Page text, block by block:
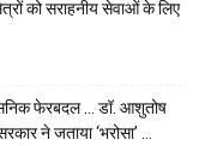
को सराहनीय सेवाओं के लिए
फेरबदल … डॉ. आशुतोष
ने जताया ‘भरोसा’ …